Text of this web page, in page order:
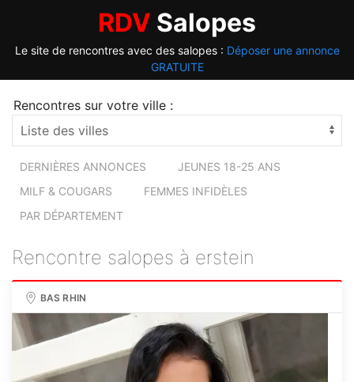
RDV Salopes
Le site de rencontres avec des salopes : Déposer une annonce
GRATUITE
Rencontres sur votre ville :
DERNIÈRES ANNONCES
JEUNES 18-25 ANS
MILF & COUGARS
FEMMES INFIDÈLES
PAR DÉPARTEMENT
Rencontre salopes à erstein
BAS RHIN